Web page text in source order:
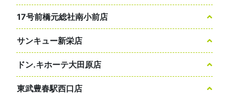
17号前橋元総社南小前店
サンキュー新栄店
ドン.キホーテ大田原店
東武豊春駅西口店